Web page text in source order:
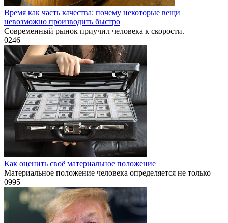
Время как часть качества: почему некоторые вещи
невозможно производить быстро
Современный рынок приучил человека к скорости.
0246
Как оценить своё материальное положение
Материальное положение человека определяется не только
0995